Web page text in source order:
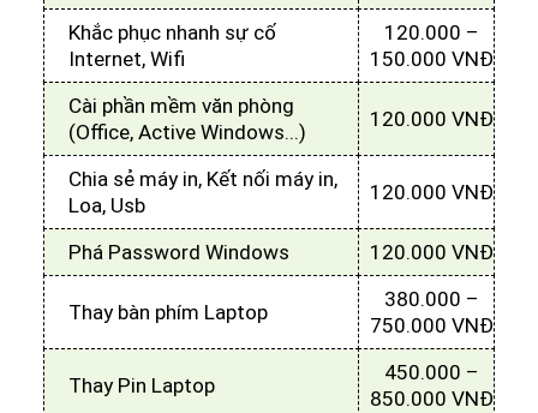
Khắc phục nhanh sự cố
Internet, Wifi
120.000 –
150.000 VNĐ
Cài phần mềm văn phòng
(Office, Active Windows...)
120.000 VNĐ
Chia sẻ máy in, Kết nối máy in,
Loa, Usb
120.000 VNĐ
Phá Password Windows 120.000 VNĐ
Thay bàn phím Laptop
380.000 –
750.000 VNĐ
Thay Pin Laptop
450.000 –
850.000 VNĐ